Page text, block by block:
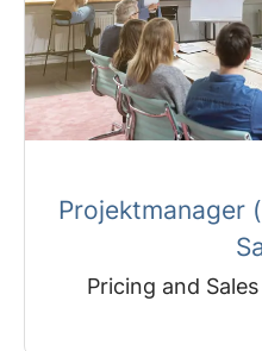
Projektmanager
Pricing and Sales